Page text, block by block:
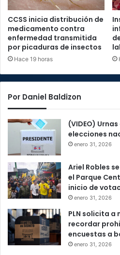
CCSS inicia distribución de
medicamento contra
enfermedad transmitida
por picaduras de insectos
Hace 19 horas
Por Daniel Baldizon
(VIDEO)
elecciones
enero 31, 2026
Ariel Robles
el Parque
inicio de
enero 31, 2026
PLN solicita a
recordar
encuestas a
enero 31, 2026